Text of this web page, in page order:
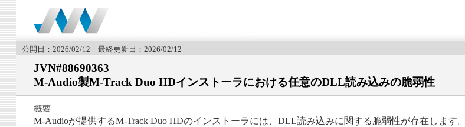
公開日：2026/02/12 最終更新日：2026/02/12
JVN#88690363
M-Audio製M-Track Duo HDインストーラにおける任意のDLL読み込みの脆弱性
M-Audioが提供するM-Track Duo HDのインストーラには、DLL読み込みに関する脆弱性が存在します。